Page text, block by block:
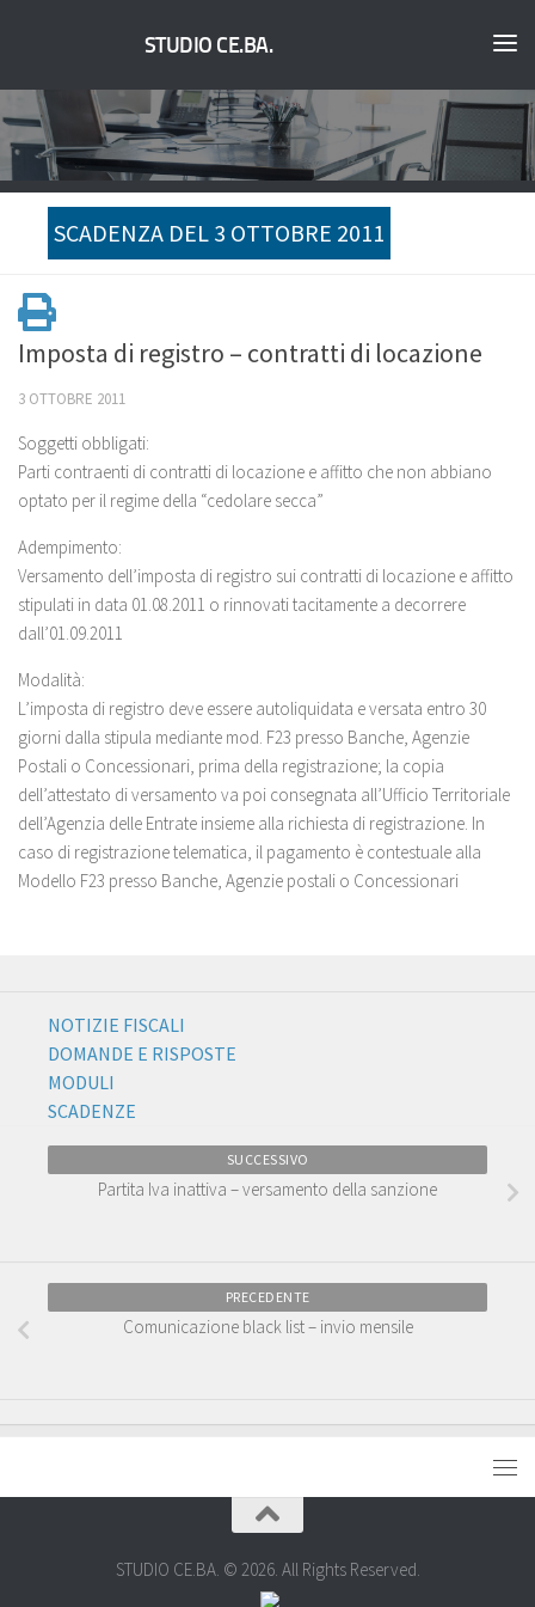
STUDIO CE.BA.
SCADENZA DEL 3 OTTOBRE 2011
Imposta di registro – contratti di locazione
3 OTTOBRE 2011
Soggetti obbligati:
Parti contraenti di contratti di locazione e affitto che non abbiano
optato per il regime della “cedolare secca”
Adempimento:
Versamento dell’imposta di registro sui contratti di locazione e affitto
stipulati in data 01.08.2011 o rinnovati tacitamente a decorrere
dall’01.09.2011
Modalità:
L’imposta di registro deve essere autoliquidata e versata entro 30
giorni dalla stipula mediante mod. F23 presso Banche, Agenzie
Postali o Concessionari, prima della registrazione; la copia
dell’attestato di versamento va poi consegnata all’Ufficio Territoriale
dell’Agenzia delle Entrate insieme alla richiesta di registrazione. In
caso di registrazione telematica, il pagamento è contestuale alla
Modello F23 presso Banche, Agenzie postali o Concessionari
NOTIZIE FISCALI
DOMANDE E RISPOSTE
MODULI
SCADENZE
SUCCESSIVO
Partita Iva inattiva – versamento della sanzione
PRECEDENTE
Comunicazione black list – invio mensile
STUDIO CE.BA. © 2026. All Rights Reserved.